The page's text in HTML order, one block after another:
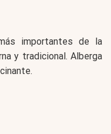
importantes de la
y tradicional. Alberga